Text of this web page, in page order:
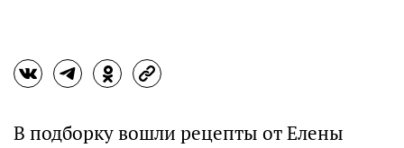
В подборку вошли рецепты от Елены